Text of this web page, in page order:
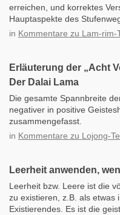
erreichen, und korrektes
Hauptaspekte des
in Kommentare zu Lam-rim-
Erläuterung der „Acht
Der Dalai Lama
Die gesamte Spannbreite
negativer in positive
zusammengefasst.
in Kommentare zu Lojong-
Leerheit anwenden,
Leerheit bzw. Leere ist die
zu existieren, z.B. als etwas
Existierendes. Es ist die